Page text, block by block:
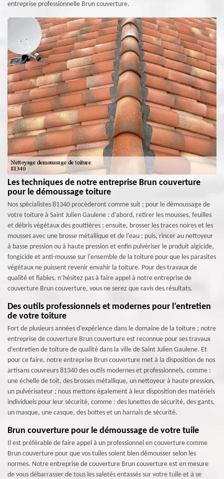
entreprise professionnelle Brun couverture.
Les techniques de notre entreprise Brun couverture
pour le démoussage toiture
Nos spécialistes 81340 procèderont comme suit ; pour le démoussage de
votre toiture à Saint Julien Gaulene : d’abord, retirer les mousses, feuilles
et débris végétaux des gouttières ; ensuite, brosser les traces noires et les
mousses avec une brosse métallique et de l'eau ; puis, rincer au nettoyeur
à basse pression ou à haute pression et enfin pulvériser le produit algicide,
fongicide et anti-mousse sur l'ensemble de la toiture pour que les parasites
végétaux ne puissent revenir envahir la toiture. Pour des travaux de
qualité et fiables, n’hésitez pas à faire appel à notre entreprise de
couverture Brun couverture, vous ne serez que ravis des résultats.
Des outils professionnels et modernes pour l’entretien
de votre toiture
Fort de plusieurs années d’expérience dans le domaine de la toiture ; notre
entreprise de couverture Brun couverture est reconnue pour ses travaux
d’entretien de toiture de qualité dans la ville de Saint Julien Gaulene. Et
pour ce faire, notre entreprise Brun couverture met à la disposition de nos
artisans couvreurs 81340 des outils modernes et professionnels, comme :
une échelle de toit, des brosses métallique, un nettoyeur à haute pression,
un pulvérisateur ; nous mettons également à leur disposition des matériels
individuels pour leur sécurité, comme : des lunettes de sécurité, des gants,
un masque, une casque, des bottes et un harnais de sécurité.
Brun couverture pour le démoussage de votre tuile
Il est préférable de faire appel à un professionnel en couverture comme
Brun couverture pour que vos tuiles soient bien démousser selon les
normes. Notre entreprise de couverture Brun couverture est en mesure
de vous débarrasser de tous les saletés entassés sur votre tuile et à se